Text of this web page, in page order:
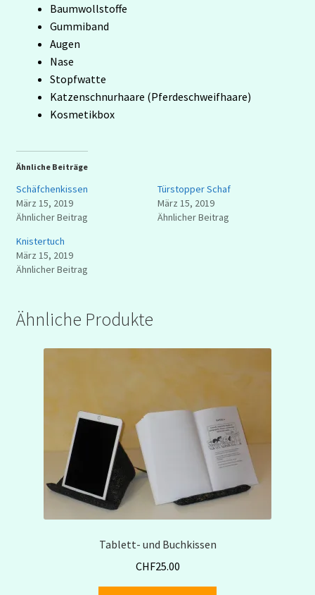
Baumwollstoffe
Gummiband
Augen
Nase
Stopfwatte
Katzenschnurhaare (Pferdeschweifhaare)
Kosmetikbox
Ähnliche Beiträge
Schäfchenkissen
März 15, 2019
Ähnlicher Beitrag
Türstopper Schaf
März 15, 2019
Ähnlicher Beitrag
Knistertuch
März 15, 2019
Ähnlicher Beitrag
Ähnliche Produkte
Tablett- und Buchkissen
CHF25.00